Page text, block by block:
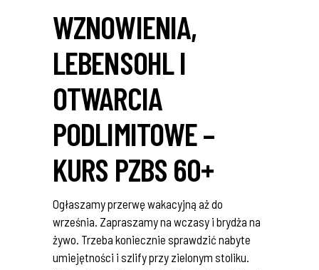
WZNOWIENIA,
LEBENSOHL I
OTWARCIA
PODLIMITOWE –
KURS PZBS 60+
Ogłaszamy przerwę wakacyjną aż do
września. Zapraszamy na wczasy i brydża na
żywo. Trzeba koniecznie sprawdzić nabyte
umiejętności i szlify przy zielonym stoliku.